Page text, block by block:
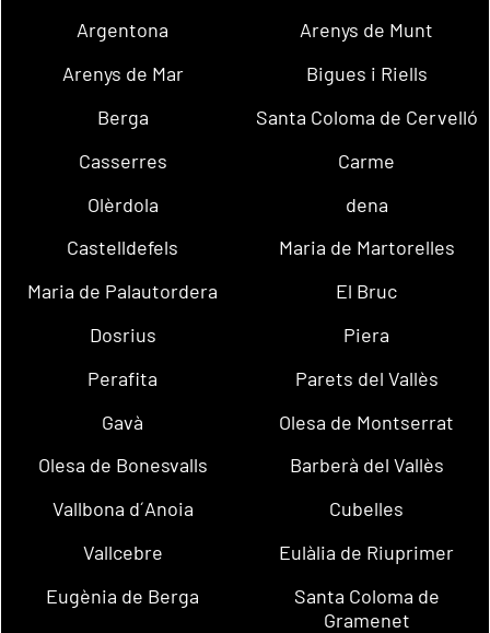
Argentona
Arenys de Munt
Arenys de Mar
Bigues i Riells
Berga
Santa Coloma de Cervelló
Casserres
Carme
Olèrdola
dena
Castelldefels
Maria de Martorelles
Maria de Palautordera
El Bruc
Dosrius
Piera
Perafita
Parets del Vallès
Gavà
Olesa de Montserrat
Olesa de Bonesvalls
Barberà del Vallès
Vallbona d´Anoia
Cubelles
Vallcebre
Eulàlia de Riuprimer
Eugènia de Berga
Santa Coloma de
Gramenet